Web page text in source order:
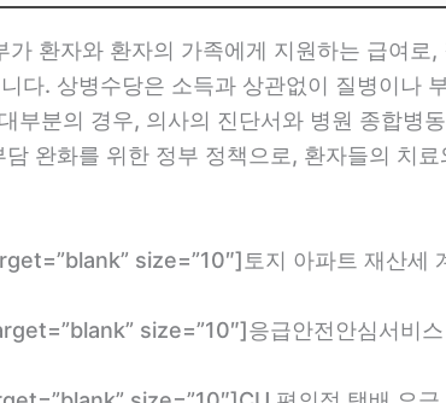
환자와 환자의 가족에게 지원하는 급여로
다. 상병수당은 소득과 상관없이 질병이나
부분의 경우, 의사의 진단서와 병원 종합병
완화를 위한 정부 정책으로, 환자들의 치
size=”10″]토지 아파트 재산세
size=”10″]응급안전안심서비스